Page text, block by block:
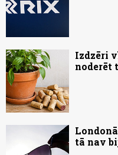
Izdzēri
noderēt
tā nav